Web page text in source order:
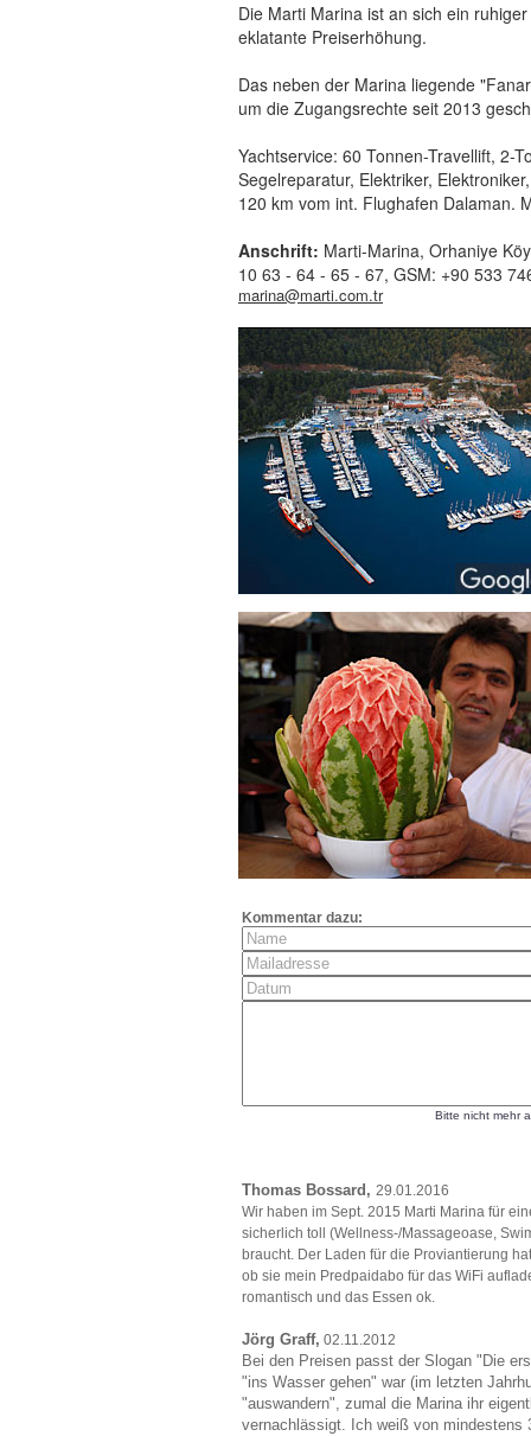
Die Marti Marina ist an sich ein
eklatante Preiserhöhung.
Das neben der Marina liegende
um die Zugangsrechte seit 2013
Yachtservice: 60 Tonnen-Travellift, 2-
Segelreparatur, Elektriker,
120 km vom int. Flughafen Dalaman.
Anschrift: Marti-Marina, Orhaniye
10 63 - 64 - 65 - 67, GSM: +90 533
marina@marti.com.tr
Kommentar dazu:
Bitte nicht mehr
Thomas Bossard, 29.01.2016
Wir haben im Sept. 2015 Marti Marina für
sicherlich toll (Wellness-/Massageoase,
braucht. Der Laden für die Proviantierung
ob sie mein Predpaidabo für das WiFi
romantisch und das Essen ok.
Jörg Graff, 02.11.2012
Bei den Preisen passt der Slogan "Die
"ins Wasser gehen" war (im letzten
"auswandern", zumal die Marina ihr
vernachlässigt. Ich weiß von mindestens